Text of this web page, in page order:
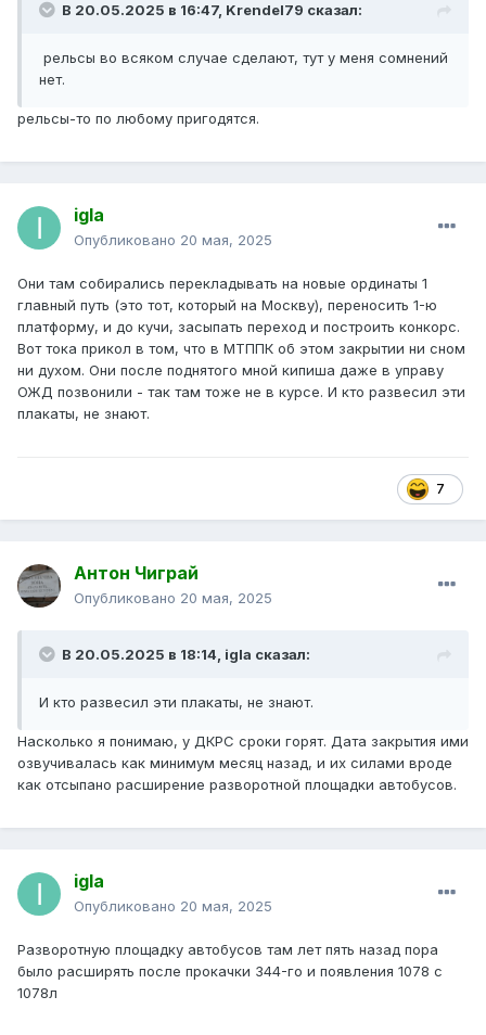
В 20.05.2025 в 16:47, Krendel79 сказал:
рельсы во всяком случае сделают, тут у меня сомнений
нет.
рельсы-то по любому пригодятся.
igla
Опубликовано 20 мая, 2025
Они там собирались перекладывать на новые ординаты 1
главный путь (это тот, который на Москву), переносить 1-ю
платформу, и до кучи, засыпать переход и построить конкорс.
Вот тока прикол в том, что в МТППК об этом закрытии ни сном
ни духом. Они после поднятого мной кипиша даже в управу
ОЖД позвонили - так там тоже не в курсе. И кто развесил эти
плакаты, не знают.
7
Антон Чиграй
Опубликовано 20 мая, 2025
В 20.05.2025 в 18:14, igla сказал:
И кто развесил эти плакаты, не знают.
Насколько я понимаю, у ДКРС сроки горят. Дата закрытия ими
озвучивалась как минимум месяц назад, и их силами вроде
как отсыпано расширение разворотной площадки автобусов.
igla
Опубликовано 20 мая, 2025
Разворотную площадку автобусов там лет пять назад пора
было расширять после прокачки 344-го и появления 1078 с
1078л